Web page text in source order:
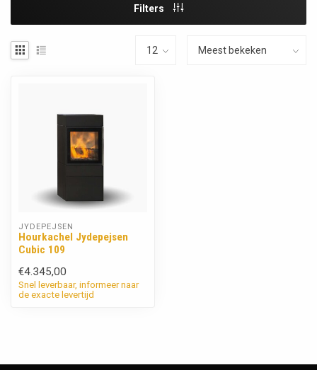
Filters
JYDEPEJSEN
Hourkachel Jydepejsen
Cubic 109
€4.345,00
Snel leverbaar, informeer naar
de exacte levertijd